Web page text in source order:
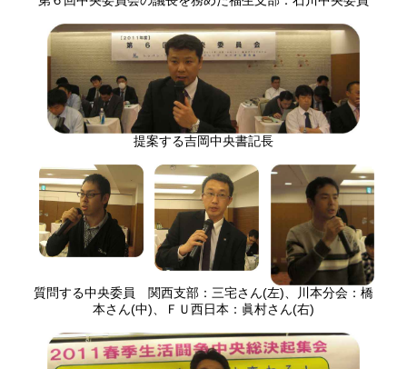
提案する吉岡中央書記長
質問する中央委員 関西支部：三宅さん(左)、川本分会：橋
本さん(中)、ＦＵ西日本：眞村さん(右)